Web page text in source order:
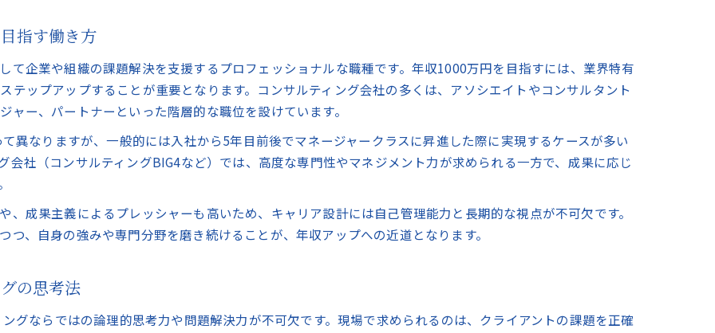
指す働き方
て企業や組織の課題解決を支援するプロフェッショナルな職種です。年収1000万円を目指すには、業界特有
テップアップすることが重要となります。コンサルティング会社の多くは、アソシエイトやコンサルタント
ー、パートナーといった階層的な職位を設けています。
異なりますが、一般的には入社から5年目前後でマネージャークラスに昇進した際に実現するケースが多い
会社（コンサルティングBIG4など）では、高度な専門性やマネジメント力が求められる一方で、成果に応じ
成果主義によるプレッシャーも高いため、キャリア設計には自己管理能力と長期的な視点が不可欠です。
、自身の強みや専門分野を磨き続けることが、年収アップへの近道となります。
の思考法
グならではの論理的思考力や問題解決力が不可欠です。現場で求められるのは、クライアントの課題を正確